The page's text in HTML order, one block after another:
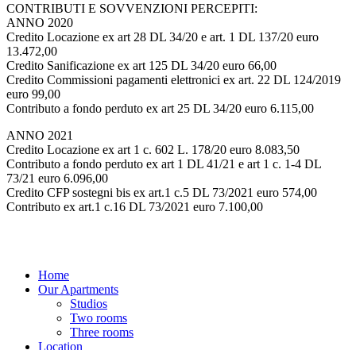
CONTRIBUTI E SOVVENZIONI PERCEPITI:
ANNO 2020
Credito Locazione ex art 28 DL 34/20 e art. 1 DL 137/20 euro
13.472,00
Credito Sanificazione ex art 125 DL 34/20 euro 66,00
Credito Commissioni pagamenti elettronici ex art. 22 DL 124/2019
euro 99,00
Contributo a fondo perduto ex art 25 DL 34/20 euro 6.115,00
ANNO 2021
Credito Locazione ex art 1 c. 602 L. 178/20 euro 8.083,50
Contributo a fondo perduto ex art 1 DL 41/21 e art 1 c. 1-4 DL
73/21 euro 6.096,00
Credito CFP sostegni bis ex art.1 c.5 DL 73/2021 euro 574,00
Contributo ex art.1 c.16 DL 73/2021 euro 7.100,00
Home
Our Apartments
Studios
Two rooms
Three rooms
Location